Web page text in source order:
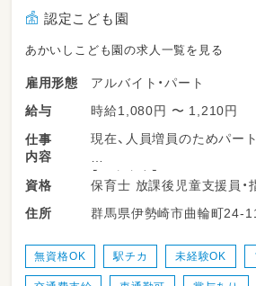
認定こども園
あかいしこども園の求人一覧を見る
雇用形態
アルバイト・パート
給与
時給1,080円 〜 1,210円
仕事
内容
現在、人員増員のためパー
【仕事内容】
小学校1～6年生の生活や遊
お願いします。
・室内／室外での遊びの見
・宿題のサポート
資格
保育士 放課後児童支援員
住所
無資格OK 駅チカ 未経験OK